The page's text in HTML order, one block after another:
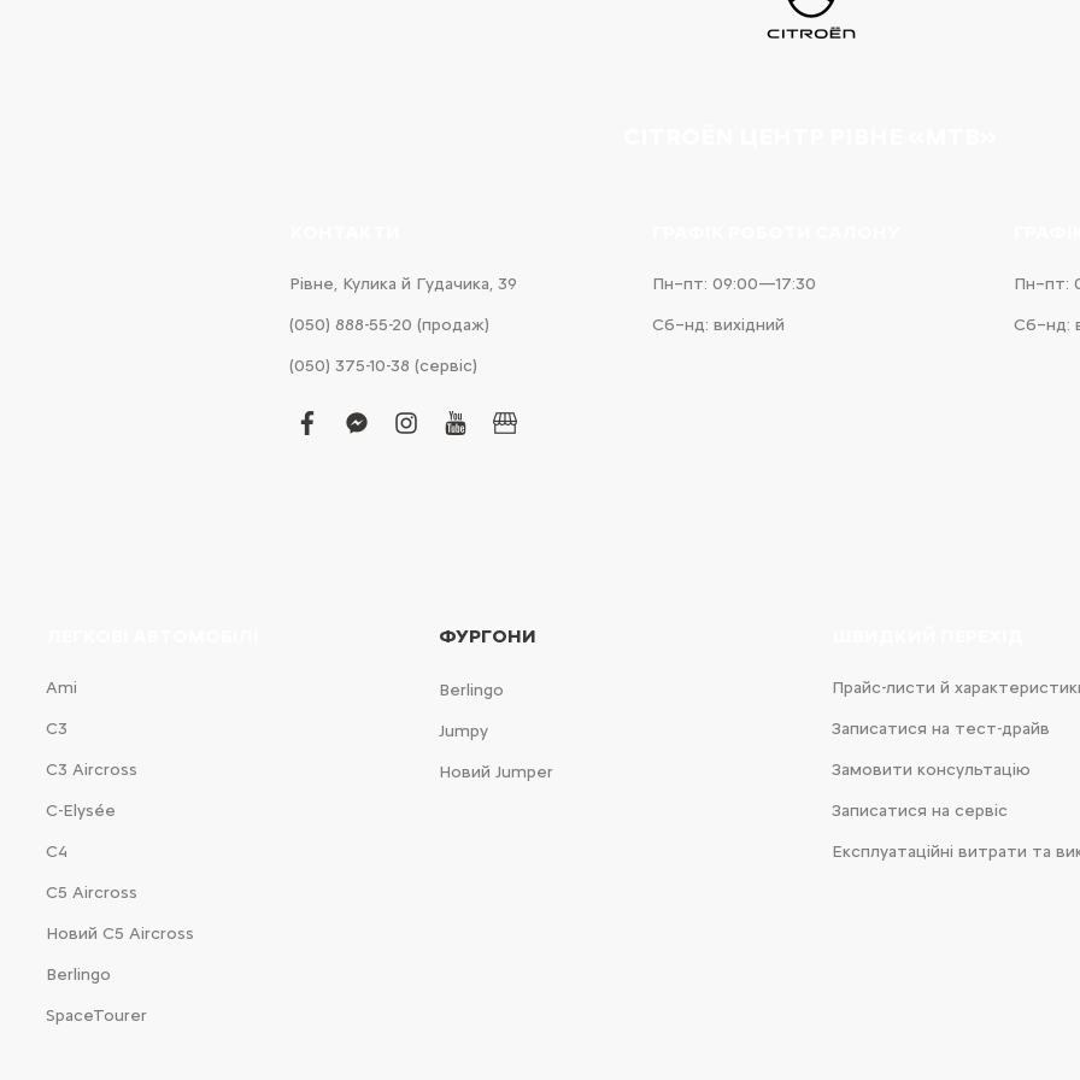
Рівне, Кулика й Гудачика, 39
(050) 888-55-20 (продаж)
(050) 375-10-38 (сервіс)
facebook
facebook-
instagram
youtubebusiness
Пн–пт: 09:00—17:30
Сб–нд: вихідний
Пн–пт:
Сб–нд:
Ami
С3
С3 Aircross
C-Elysée
С4
С5 Aircross
Новий С5 Aircross
Berlingo
SpaceTourer
ФУРГОНИ
Berlingo
Jumpy
Новий Jumper
Прайс-листи й
Записатися на тест-драйв
Замовити консультацію
Записатися на сервіс
Експлуатаційні витрати та